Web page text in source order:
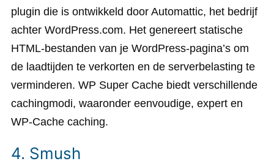
plugin die is ontwikkeld door Automattic, het bedrijf
achter WordPress.com. Het genereert statische
HTML-bestanden van je WordPress-pagina’s om
de laadtijden te verkorten en de serverbelasting te
verminderen. WP Super Cache biedt verschillende
cachingmodi, waaronder eenvoudige, expert en
WP-Cache caching.
4. Smush